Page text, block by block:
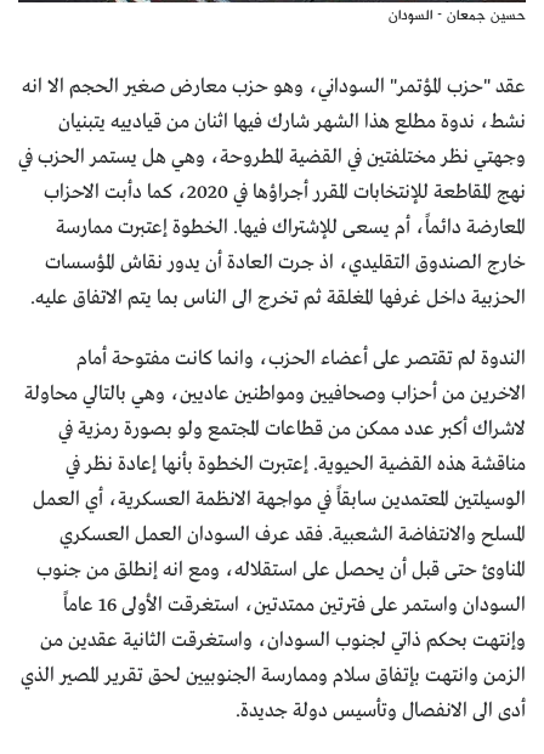
حسين جمعان - السودان
عقد "حزب المؤتمر" السوداني، وهو حزب معارض صغير الحجم الا انه
نشط، ندوة مطلع هذا الشهر شارك فيها اثنان من قيادييه يتبنيان
وجهتي نظر مختلفتين في القضية المطروحة، وهي هل يستمر الحزب في
نهج المقاطعة للإنتخابات المقرر أجراؤها في 2020، كما دأبت الاحزاب
المعارضة دائماً، أم يسعى للإشتراك فيها. الخطوة إعتبرت ممارسة
خارج الصندوق التقليدي، اذ جرت العادة أن يدور نقاش المؤسسات
الحزبية داخل غرفها المغلقة ثم تخرج الى الناس بما يتم الاتفاق عليه.
الندوة لم تقتصر على أعضاء الحزب، وانما كانت مفتوحة أمام
الاخرين من أحزاب وصحافيين ومواطنين عاديين، وهي بالتالي محاولة
لاشراك أكبر عدد ممكن من قطاعات المجتمع ولو بصورة رمزية في
مناقشة هذه القضية الحيوية. إعتبرت الخطوة بأنها إعادة نظر في
الوسيلتين المعتمدين سابقاً في مواجهة الانظمة العسكرية، أي العمل
المسلح والانتفاضة الشعبية. فقد عرف السودان العمل العسكري
المناوئ حتى قبل أن يحصل على استقلاله، ومع انه إنطلق من جنوب
السودان واستمر على فترتين ممتدتين، استغرقت الأولى 16 عاماً
وإنتهت بحكم ذاتي لجنوب السودان، واستغرقت الثانية عقدين من
الزمن وانتهت بإتفاق سلام وممارسة الجنوبيين لحق تقرير المصير الذي
أدى الى الانفصال وتأسيس دولة جديدة.